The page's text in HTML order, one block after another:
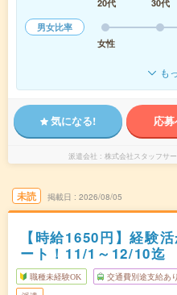
20代
30代
男女比率
女性
も
気になる! 応
派遣会社 株式会社スタッフサ
未読 掲載日 2026/08/05
【時給1650円】経験
ート！11/1～12/10迄
職種未経験OK 交通費別途支給あり